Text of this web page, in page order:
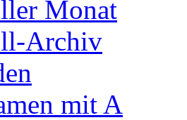
Monat
Archiv
mit A